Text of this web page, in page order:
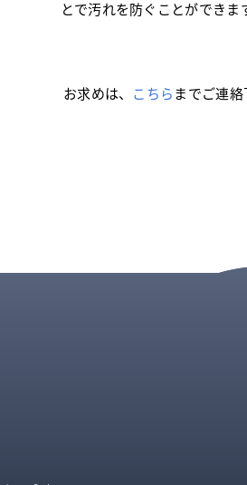
とで汚れを防ぐことができま
お求めは、 こちら までご連絡